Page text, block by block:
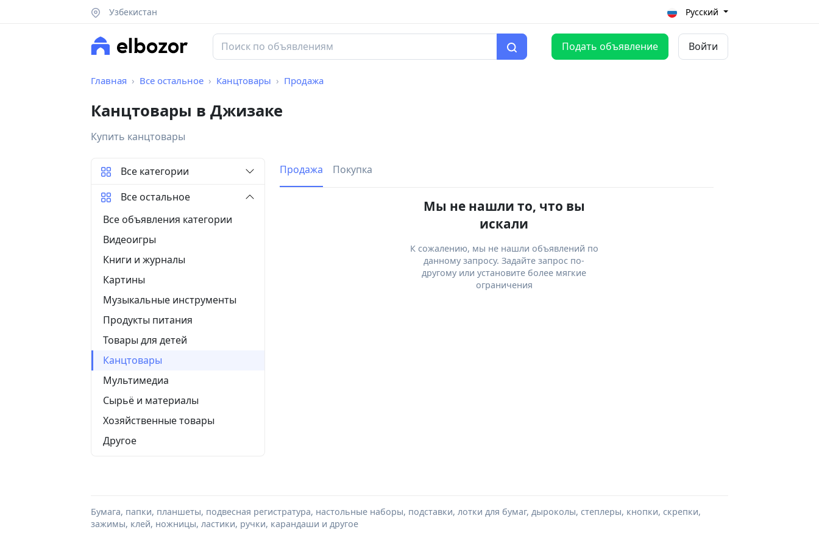
Узбекистан Русский
Подать объявление Войти
Главная Все остальное Канцтовары Продажа
Канцтовары в Джизаке
Купить канцтовары
Продажа Покупка
Мы не нашли то, что вы
искали
К сожалению, мы не нашли объявлений по
данному запросу. Задайте запрос по-
другому или установите более мягкие
ограничения
Все категории
Все остальное
Все объявления категории
Видеоигры
Книги и журналы
Картины
Музыкальные инструменты
Продукты питания
Товары для детей
Канцтовары
Мультимедиа
Сырьё и материалы
Хозяйственные товары
Другое
Бумага, папки, планшеты, подвесная регистратура, настольные наборы, подставки, лотки для бумаг, дыроколы, степлеры, кнопки, скрепки,
зажимы, клей, ножницы, ластики, ручки, карандаши и другое